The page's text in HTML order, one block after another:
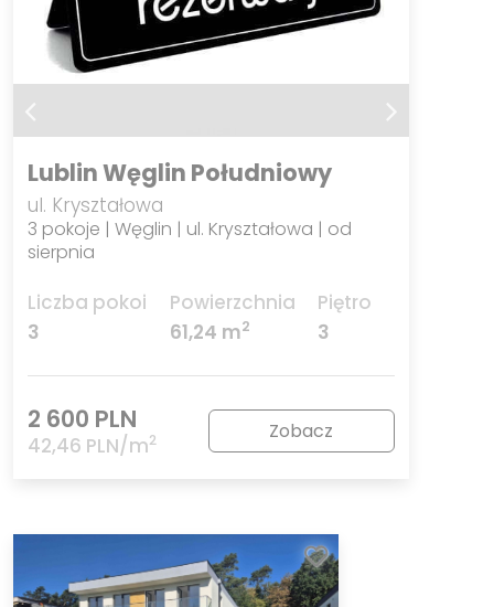
Lublin Węglin Południowy
ul. Kryształowa
3 pokoje | Węglin | ul. Kryształowa | od
sierpnia
Liczba pokoi
3
Powierzchnia
61,24 m2
Piętro
3
2 600 PLN
42,46 PLN/m2 Zobacz